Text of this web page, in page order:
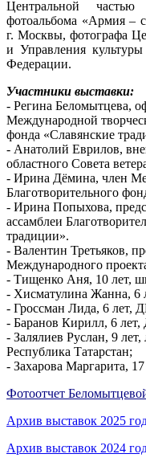
Центральной
фотоальбома «Армия –
г. Москвы, фотографа
и Управления
Федерации.
Участники выставки:
- Регина Беломытцева,
Международной
фонда «Славянские
- Анатолий Еврилов,
областного Совета
- Ирина Дёмина, член
Благотворительного
- Ирина Попыхова,
ассамблеи
традиции».
- Валентин Третьяков,
Международного
- Тищенко Аня, 10 лет,
- Хисматулина Жанна, 6
- Гроссман Лида, 6 лет,
- Баранов Кирилл, 6
- Залялиев Руслан, 9
Республика Татарстан;
- Захарова Маргарита,
Фотоотчет
Архив выставок 2025
Архив выставок 2024